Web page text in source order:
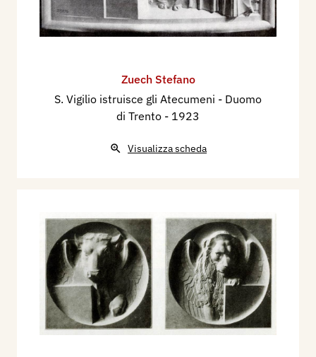
Zuech Stefano
S. Vigilio istruisce gli Atecumeni - Duomo
di Trento - 1923
Visualizza scheda